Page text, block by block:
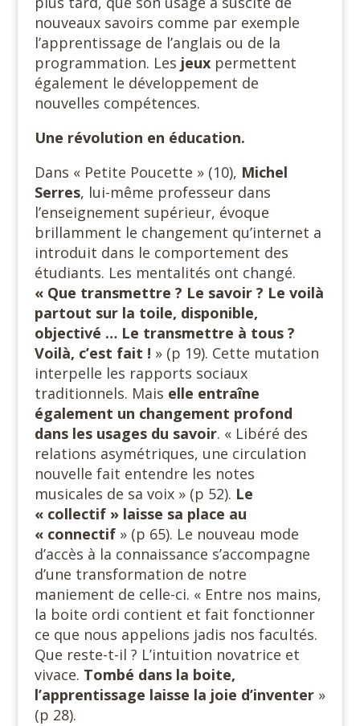
nouveaux savoirs comme par exemple
l’apprentissage de l’anglais ou de la
programmation. Les jeuxpermettent
également le développement de
nouvelles compétences.
Une révolution en éducation.
Dans « Petite Poucette » (10), Michel
Serres, lui-même professeur dans
l’enseignement supérieur, évoque
brillamment le changement qu’internet a
introduit dans le comportement des
étudiants. Les mentalités ont changé.
« Que transmettre ? Le savoir ? Le voilà
partout sur la toile, disponible,
objectivé … Le transmettre à tous ?
Voilà, c’est fait ! » (p 19). Cette mutation
interpelle les rapports sociaux
traditionnels. Mais elle entraîne
également un changement profond
dans les usages du savoir. « Libéré des
relations asymétriques, une circulation
nouvelle fait entendre les notes
musicales de sa voix » (p 52). Le
« collectif » laisse sa place au
« connectif » (p 65). Le nouveau mode
d’accès à la connaissance s’accompagne
d’une transformation de notre
maniement de celle-ci. « Entre nos mains,
la boite ordi contient et fait fonctionner
ce que nous appelions jadis nos facultés.
Que reste-t-il ? L’intuition novatrice et
vivace. Tombé dans la boite,
l’apprentissage laisse la joie d’inventer»
(p 28).